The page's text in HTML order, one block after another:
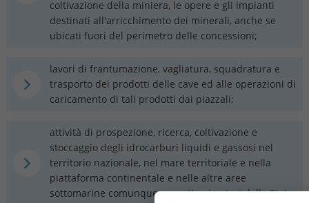
coltivazione della miniera, le opere e gli impianti
destinati all'arricchimento dei minerali, anche se
ubicati fuori del perimetro delle concessioni;
lavori di frantumazione, vagliatura, squadratura e
trasporto dei prodotti delle cave ed alle operazioni di
caricamento di tali prodotti dai piazzali;
attività di prospezione, ricerca, coltivazione e
stoccaggio degli idrocarburi liquidi e gassosi nel
territorio nazionale, nel mare territoriale e nella
piattaforma continentale e nelle altre aree
sottomarine comunque soggette ai poteri dello Stato;